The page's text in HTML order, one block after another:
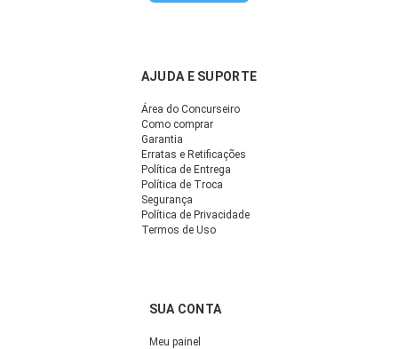
AJUDA E SUPORTE
Área do Concurseiro
Como comprar
Garantia
Erratas e Retificações
Política de Entrega
Política de Troca
Segurança
Política de Privacidade
Termos de Uso
SUA CONTA
Meu painel